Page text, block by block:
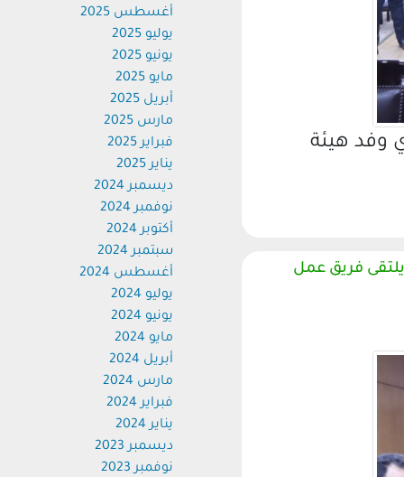
هيئة
فريق عمل
أغسطس 2025
يوليو 2025
يونيو 2025
مايو 2025
أبريل 2025
مارس 2025
فبراير 2025
يناير 2025
ديسمبر 2024
نوفمبر 2024
أكتوبر 2024
سبتمبر 2024
أغسطس 2024
يوليو 2024
يونيو 2024
مايو 2024
أبريل 2024
مارس 2024
فبراير 2024
يناير 2024
ديسمبر 2023
نوفمبر 2023